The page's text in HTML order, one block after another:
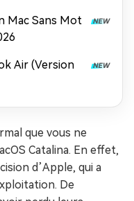
Mac Sans Mot
Air (Version
que vous ne
Catalina. En effet,
d’Apple, qui a
De